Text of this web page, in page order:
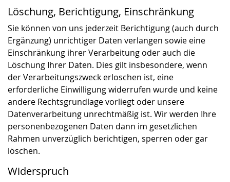
Löschung, Berichtigung, Einschränkung
Sie können von uns jederzeit Berichtigung (auch durch
Ergänzung) unrichtiger Daten verlangen sowie eine
Einschränkung ihrer Verarbeitung oder auch die
Löschung Ihrer Daten. Dies gilt insbesondere, wenn
der Verarbeitungszweck erloschen ist, eine
erforderliche Einwilligung widerrufen wurde und keine
andere Rechtsgrundlage vorliegt oder unsere
Datenverarbeitung unrechtmäßig ist. Wir werden Ihre
personenbezogenen Daten dann im gesetzlichen
Rahmen unverzüglich berichtigen, sperren oder gar
löschen.
Widerspruch